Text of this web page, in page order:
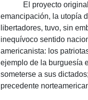
El proyecto
emancipación, la utopía
libertadores, tuvo, sin
inequívoco sentido
americanista: los
ejemplo de la burguesía
someterse a sus dictados;
precedente